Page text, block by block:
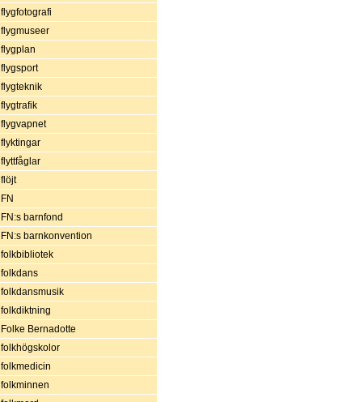
flygfotografi
flygmuseer
flygplan
flygsport
flygteknik
flygtrafik
flygvapnet
flyktingar
flyttfåglar
flöjt
FN
FN:s barnfond
FN:s barnkonvention
folkbibliotek
folkdans
folkdansmusik
folkdiktning
Folke Bernadotte
folkhögskolor
folkmedicin
folkminnen